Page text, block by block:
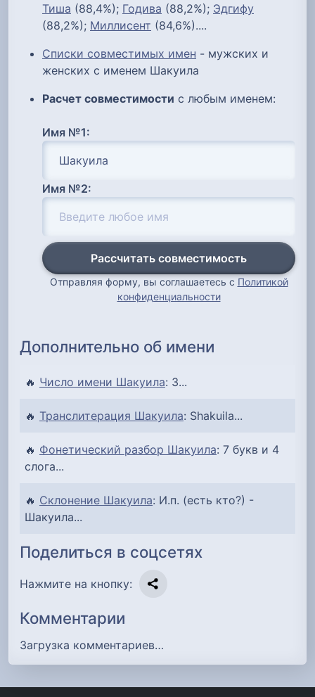
Тиша (88,4%); Годива (88,2%); Эдгифу
(88,2%); Миллисент (84,6%)....
Списки совместимых имен - мужских и
женских с именем Шакуила
Расчет совместимости с любым именем:
Имя №1:
Имя №2:
Рассчитать совместимость
Отправляя форму, вы соглашаетесь с Политикой
конфиденциальности
Дополнительно об имени
🔥 Число имени Шакуила: 3...
🔥 Транслитерация Шакуила: Shakuila...
🔥 Фонетический разбор Шакуила: 7 букв и 4
слога...
🔥 Склонение Шакуила: И.п. (есть кто?) -
Шакуила...
Поделиться в соцсетях
Нажмите на кнопку:
Комментарии
Загрузка комментариев…